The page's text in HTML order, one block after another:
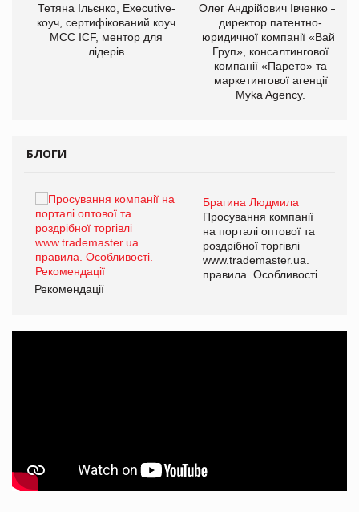
Тетяна Ільєнко, Executive-
коуч, сертифікований коуч
МСС ICF, ментор для
лідерів
Олег Андрійович Івченко —
директор патентно-
юридичної компанії «Вайз
Груп», консалтингової
компанії «Парето» та
маркетингової агенції
Myka Agency.
БЛОГИ
Брагина Людмила
Просування компанії
на порталі оптової та
роздрібної торгівлі
www.trademaster.ua.
правила. Особливості.
Рекомендації